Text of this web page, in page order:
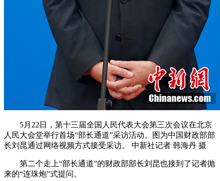
5月22日，第十三届全国人民代表大会第三次会议在北京
人民大会堂举行首场“部长通道”采访活动。图为中国财政部部
长刘昆通过网络视频方式接受采访。 中新社记者 韩海丹 摄
第二个走上“部长通道”的财政部部长刘昆也接到了记者抛
来的“连珠炮”式提问。